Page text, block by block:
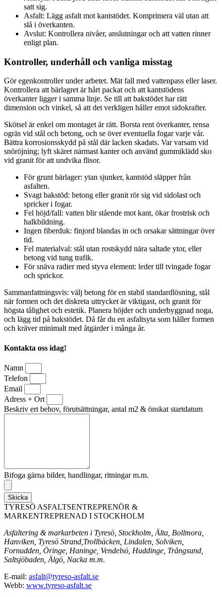
satt sig.
Asfalt: Lägg asfalt mot kantstödet. Komprimera väl utan att
slå i överkanten.
Avslut: Kontrollera nivåer, anslutningar och att vatten rinner
enligt plan.
Kontroller, underhåll och vanliga misstag
Gör egenkontroller under arbetet. Mät fall med vattenpass eller laser.
Kontrollera att bärlagret är hårt packat och att kantstödens
överkanter ligger i samma linje. Se till att bakstödet har rätt
dimension och vinkel, så att det verkligen håller emot sidokrafter.
Skötsel är enkel om montaget är rätt. Borsta rent överkanter, rensa
ogräs vid stål och betong, och se över eventuella fogar varje vår.
Bättra korrosionsskydd på stål där lacken skadats. Var varsam vid
snöröjning; lyft skäret närmast kanter och använd gummiklädd sko
vid granit för att undvika flisor.
För grunt bärlager: ytan sjunker, kantstöd släpper från
asfalten.
Svagt bakstöd: betong eller granit rör sig vid sidolast och
spricker i fogar.
Fel höjd/fall: vatten blir stående mot kant, ökar frostrisk och
halkbildning.
Ingen fiberduk: finjord blandas in och orsakar sättningar över
tid.
Fel materialval: stål utan rostskydd nära saltade ytor, eller
betong vid tung trafik.
För snäva radier med styva element: leder till tvingade fogar
och sprickor.
Sammanfattningsvis: välj betong för en stabil standardlösning, stål
när formen och det diskreta uttrycket är viktigast, och granit för
högsta tålighet och estetik. Planera höjder och underbyggnad noga,
och lägg tid på bakstödet. Då får du en asfaltsyta som håller formen
och kräver minimalt med åtgärder i många år.
Kontakta oss idag!
Namn
Telefon
Email
Adress + Ort
Beskriv ert behov, förutsättningar, antal m2 & önskat startdatum
Bifoga gärna bilder, handlingar, ritningar m.m.
Skicka
TYRESÖ ASFALTSENTREPRENÖR &
MARKENTREPRENAD I STOCKHOLM
Asfaltering & markarbeten i Tyresö, Stockholm, Älta, Bollmora,
Hanviken, Tyresö Strand,Trollbäcken, Lindalen, Solviken,
Fornudden, Öringe, Haninge, Vendelsö, Huddinge, Trångsund,
Saltsjöbaden, Älgö, Nacka m.m.
E-mail: asfalt@tyreso-asfalt.se
Webb: www.tyreso-asfalt.se